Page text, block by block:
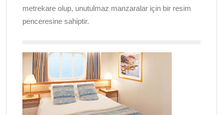
metrekare olup, unutulmaz manzaralar için bir resim
penceresine sahiptir.